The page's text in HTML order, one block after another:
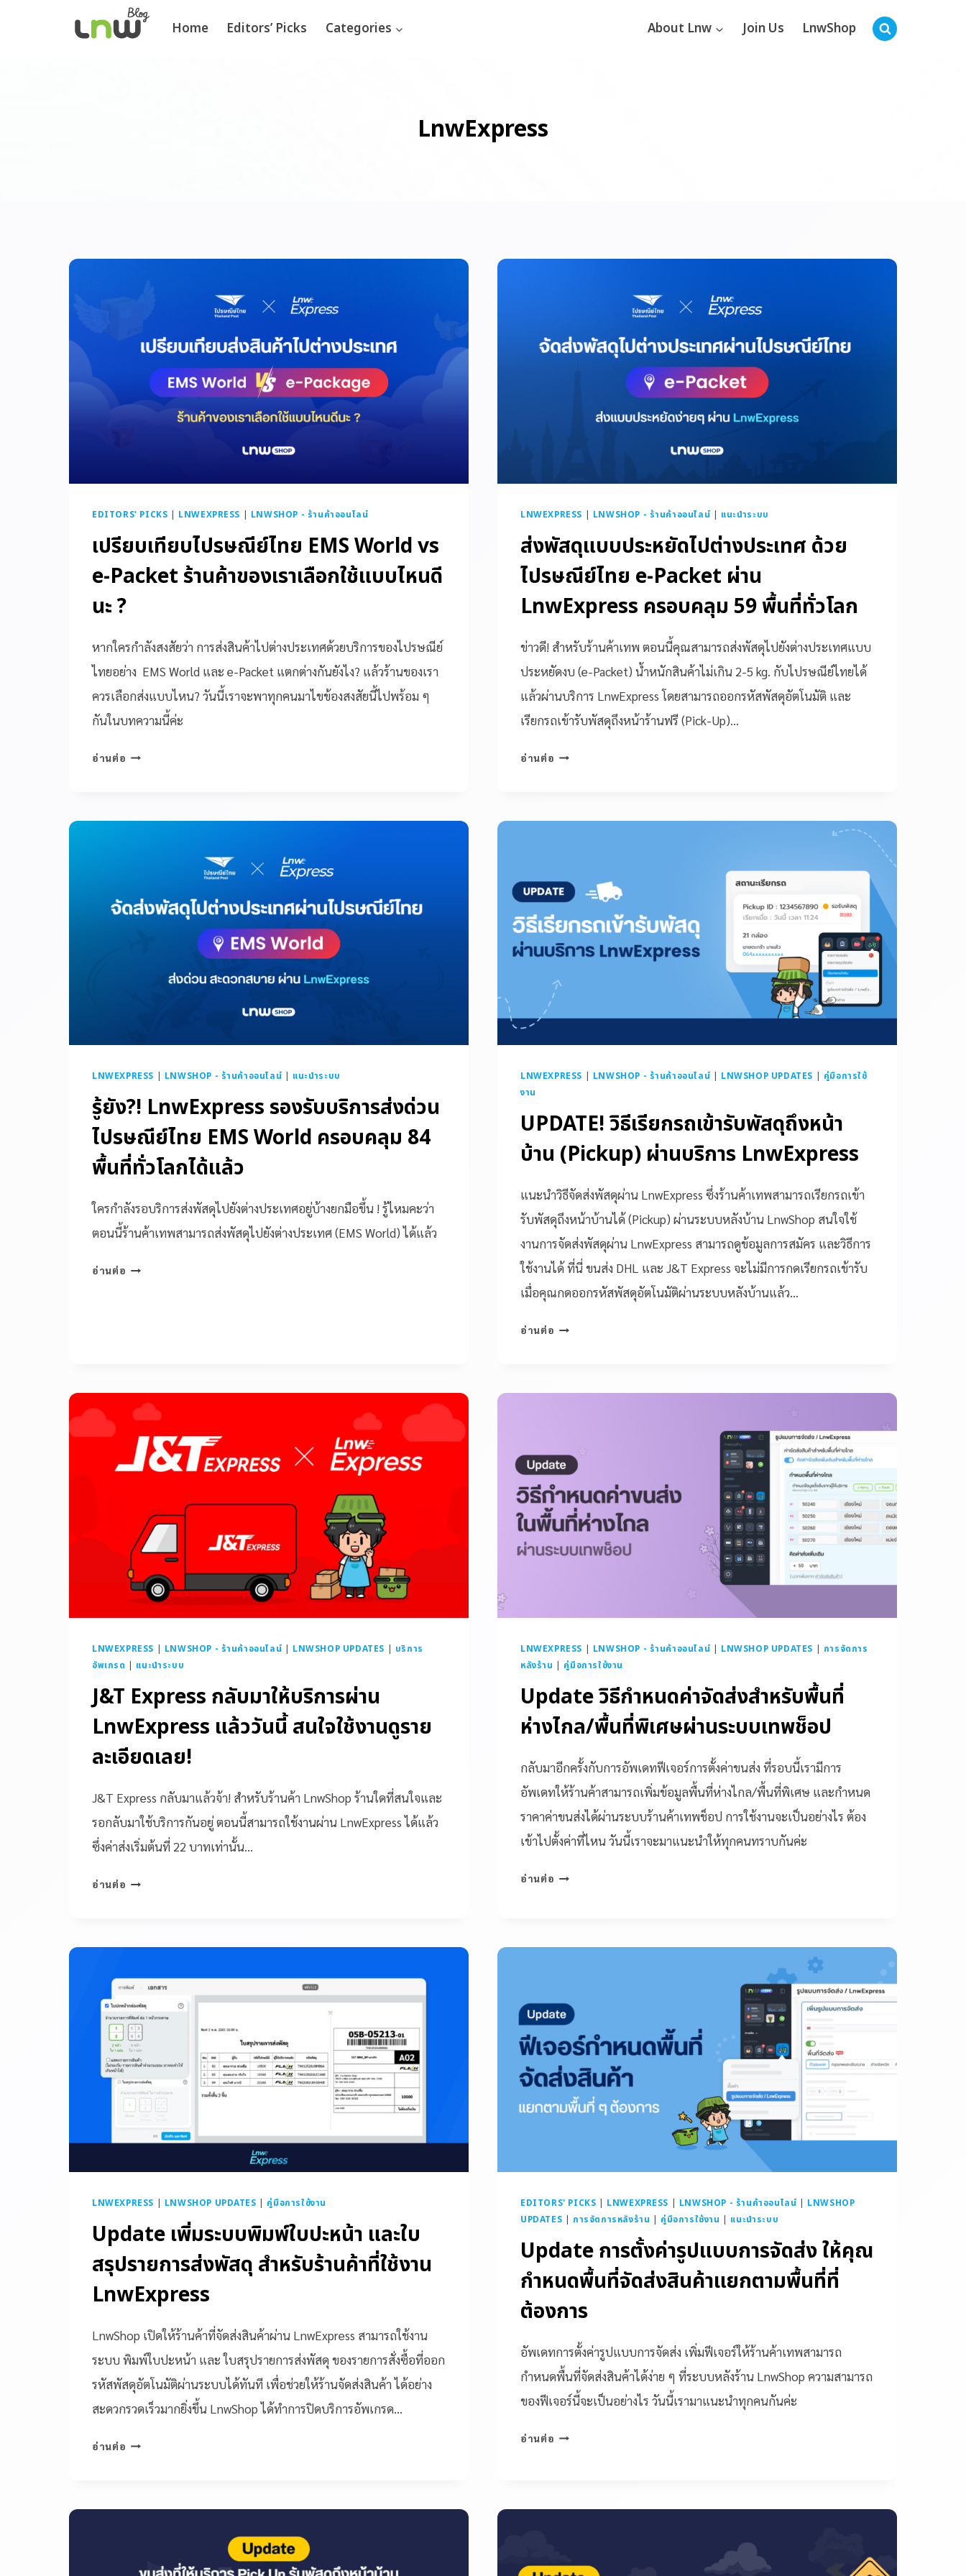
Home Editors’ Picks Categories About Lnw Join Us LnwShop
LnwExpress
EDITORS' PICKS | LNWEXPRESS | LNWSHOP - ร้านค้าออนไลน์
เปรียบเทียบไปรษณีย์ไทย EMS World vs
e-Packet ร้านค้าของเราเลือกใช้แบบไหนดี
นะ ?
หากใครกำลังสงสัยว่า การส่งสินค้าไปต่างประเทศด้วยบริการของไปรษณีย์
ไทยอย่าง EMS World และ e-Packet แตกต่างกันยังไง? แล้วร้านของเรา
ควรเลือกส่งแบบไหน? วันนี้เราจะพาทุกคนมาไขข้องสงสัยนี้ไปพร้อม ๆ
กันในบทความนี้ค่ะ
อ่านต่อ
LNWEXPRESS | LNWSHOP - ร้านค้าออนไลน์ | แนะนำระบบ
ส่งพัสดุแบบประหยัดไปต่างประเทศ ด้วย
ไปรษณีย์ไทย e-Packet ผ่าน
LnwExpress ครอบคลุม 59 พื้นที่ทั่วโลก
ข่าวดี! สำหรับร้านค้าเทพ ตอนนี้คุณสามารถส่งพัสดุไปยังต่างประเทศแบบ
ประหยัดงบ (e-Packet) น้ำหนักสินค้าไม่เกิน 2-5 kg. กับไปรษณีย์ไทยได้
แล้วผ่านบริการ LnwExpress โดยสามารถออกรหัสพัสดุอัตโนมัติ และ
เรียกรถเข้ารับพัสดุถึงหน้าร้านฟรี (Pick-Up)…
อ่านต่อ
LNWEXPRESS LNWSHOP - ร้านค้าออนไลน์ แนะนำระบบ
รู้ยัง?! LnwExpress รองรับบริการส่งด่วน
ไปรษณีย์ไทย EMS World ครอบคลุม 84
พื้นที่ทั่วโลกได้แล้ว
ใครกำลังรอบริการส่งพัสดุไปยังต่างประเทศอยู่บ้างยกมือขึ้น ! รู้ไหมคะว่า
ตอนนี้ร้านค้าเทพสามารถส่งพัสดุไปยังต่างประเทศ (EMS World) ได้แล้ว
อ่านต่อ
LNWEXPRESS LNWSHOP - ร้านค้าออนไลน์ LNWSHOP UPDATES
คู่มือการใช้
งาน
UPDATE! วิธีเรียกรถเข้ารับพัสดุถึงหน้า
บ้าน (Pickup) ผ่านบริการ LnwExpress
แนะนำวิธีจัดส่งพัสดุผ่าน LnwExpress ซึ่งร้านค้าเทพสามารถเรียกรถเข้า
รับพัสดุถึงหน้าบ้านได้ (Pickup) ผ่านระบบหลังบ้าน LnwShop สนใจใช้
งานการจัดส่งพัสดุผ่าน LnwExpress สามารถดูข้อมูลการสมัคร และวิธีการ
ใช้งานได้ ที่นี่ ขนส่ง DHL และ J&T Express จะไม่มีการกดเรียกรถเข้ารับ
เมื่อคุณกดออกรหัสพัสดุอัตโนมัติผ่านระบบหลังบ้านแล้ว…
อ่านต่อ
LNWEXPRESS | LNWSHOP - ร้านค้าออนไลน์ | LNWSHOP UPDATES | บริการ
อัพเกรด | แนะนำระบบ
J&T Express กลับมาให้บริการผ่าน
LnwExpress แล้ววันนี้ สนใจใช้งานดูราย
ละเอียดเลย!
J&T Express กลับมาแล้วจ้า! สำหรับร้านค้า LnwShop ร้านใดที่สนใจและ
รอกลับมาใช้บริการกันอยู่ ตอนนี้สามารถใช้งานผ่าน LnwExpress ได้แล้ว
ซึ่งค่าส่งเริ่มต้นที่ 22 บาทเท่านั้น…
อ่านต่อ
LNWEXPRESS | LNWSHOP - ร้านค้าออนไลน์ | LNWSHOP UPDATES | การจัดการ
หลังร้าน | คู่มือการใช้งาน
Update วิธีกำหนดค่าจัดส่งสำหรับพื้นที่
ห่างไกล/พื้นที่พิเศษผ่านระบบเทพช็อป
กลับมาอีกครั้งกับการอัพเดทฟีเจอร์การตั้งค่าขนส่ง ที่รอบนี้เรามีการ
อัพเดทให้ร้านค้าสามารถเพิ่มข้อมูลพื้นที่ห่างไกล/พื้นที่พิเศษ และกำหนด
ราคาค่าขนส่งได้ผ่านระบบร้านค้าเทพช็อป การใช้งานจะเป็นอย่างไร ต้อง
เข้าไปตั้งค่าที่ไหน วันนี้เราจะมาแนะนำให้ทุกคนทราบกันค่ะ
อ่านต่อ
LNWEXPRESS | LNWSHOP UPDATES | คู่มือการใช้งาน
Update เพิ่มระบบพิมพ์ใบปะหน้า และใบ
สรุปรายการส่งพัสดุ สำหรับร้านค้าที่ใช้งาน
LnwExpress
LnwShop เปิดให้ร้านค้าที่จัดส่งสินค้าผ่าน LnwExpress สามารถใช้งาน
ระบบ พิมพ์ใบปะหน้า และ ใบสรุปรายการส่งพัสดุ ของรายการสั่งซื้อที่ออก
รหัสพัสดุอัตโนมัติผ่านระบบได้ทันที เพื่อช่วยให้ร้านจัดส่งสินค้า ได้อย่าง
สะดวกรวดเร็วมากยิ่งขึ้น LnwShop ได้ทำการปิดบริการอัพเกรด…
อ่านต่อ
EDITORS' PICKS | LNWEXPRESS | LNWSHOP - ร้านค้าออนไลน์ | LNWSHOP
UPDATES | การจัดการหลังร้าน | คู่มือการใช้งาน | แนะนำระบบ
Update การตั้งค่ารูปแบบการจัดส่ง ให้คุณ
กำหนดพื้นที่จัดส่งสินค้าแยกตามพื้นที่ที่
ต้องการ
อัพเดทการตั้งค่ารูปแบบการจัดส่ง เพิ่มฟีเจอร์ให้ร้านค้าเทพสามารถ
กำหนดพื้นที่จัดส่งสินค้าได้ง่าย ๆ ที่ระบบหลังร้าน LnwShop ความสามารถ
ของฟีเจอร์นี้จะเป็นอย่างไร วันนี้เรามาแนะนำทุกคนกันค่ะ
อ่านต่อ